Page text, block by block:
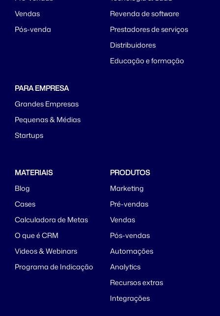
Vendas
Pós-venda
Revenda de software
Prestadores de serviços
Distribuidores
Educação e formação
PARA EMPRESA
Grandes Empresas
Pequenas & Médias
Startups
MATERIAIS
Blog
Cases
Calculadora de Metas
O que é CRM
Videos & Webinars
Programa de Indicação
PRODUTOS
Marketing
Pré-vendas
Vendas
Pós-vendas
Automações
Analytics
Recursos extras
Integrações